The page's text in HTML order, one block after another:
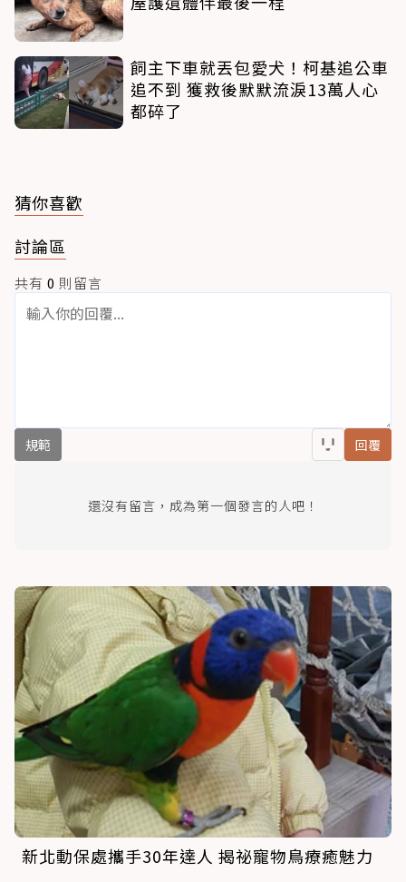
飼主下車就丟包愛犬！柯基追公車
追不到 獲救後默默流淚13萬人心
都碎了
猜你喜歡
討論區
共有 0 則留言
規範 回覆
還沒有留言，成為第一個發言的人吧！
新北動保處攜手30年達人 揭祕寵物鳥療癒魅力